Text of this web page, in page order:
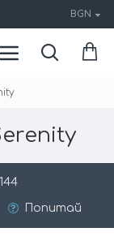
BGN
Попитай